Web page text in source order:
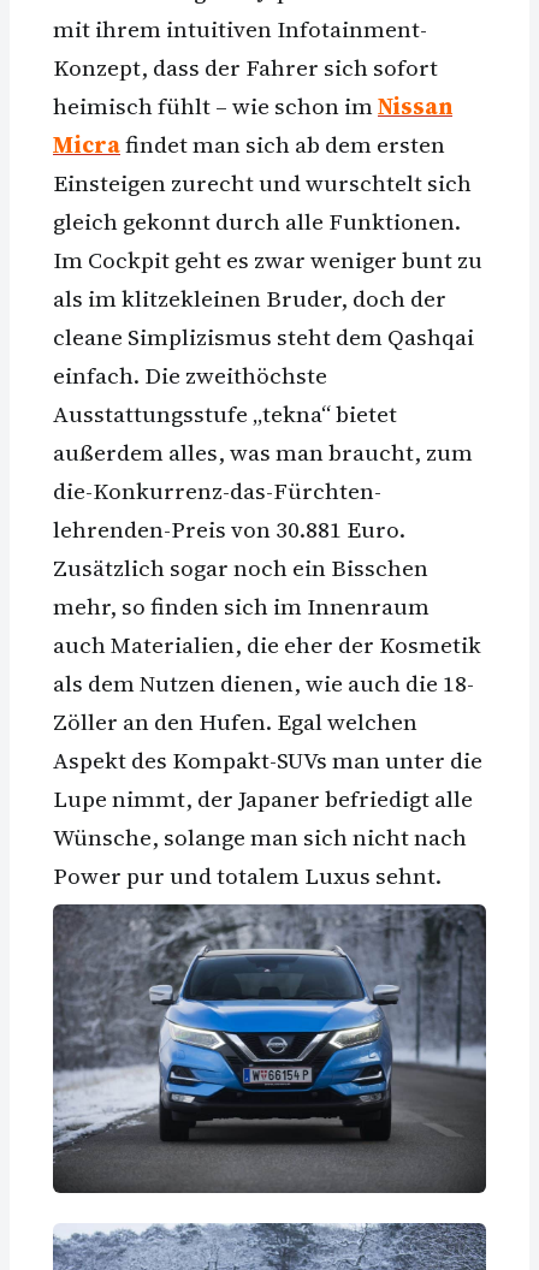
mit ihrem intuitiven Infotainment-
Konzept, dass der Fahrer sich sofort
heimisch fühlt – wie schon imNissan
Micrafindet man sich ab dem ersten
Einsteigen zurecht und wurschtelt sich
gleich gekonnt durch alle Funktionen.
Im Cockpit geht es zwar weniger bunt zu
als im klitzekleinen Bruder, doch der
cleane Simplizismus steht dem Qashqai
einfach. Die zweithöchste
Ausstattungsstufe „tekna“ bietet
außerdem alles, was man braucht, zum
die-Konkurrenz-das-Fürchten-
lehrenden-Preis von 30.881 Euro.
Zusätzlich sogar noch ein Bisschen
mehr, so finden sich im Innenraum
auch Materialien, die eher der Kosmetik
als dem Nutzen dienen, wie auch die 18-
Zöller an den Hufen. Egal welchen
Aspekt des Kompakt-SUVs man unter die
Lupe nimmt, der Japaner befriedigt alle
Wünsche, solange man sich nicht nach
Power pur und totalem Luxus sehnt.